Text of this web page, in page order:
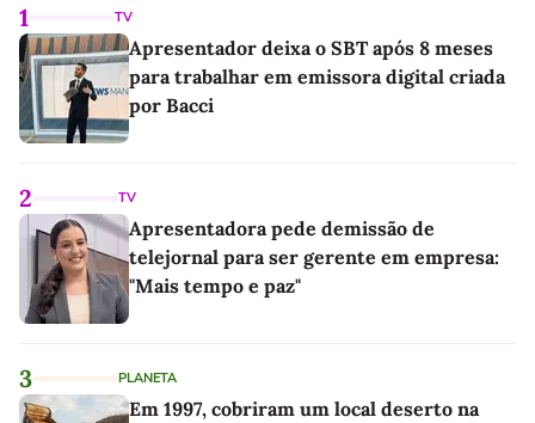
1 TV
Apresentador deixa o SBT após 8 meses
para trabalhar em emissora digital criada
por Bacci
2 TV
Apresentadora pede demissão de
telejornal para ser gerente em empresa:
"Mais tempo e paz"
3 PLANETA
Em 1997, cobriram um local deserto na